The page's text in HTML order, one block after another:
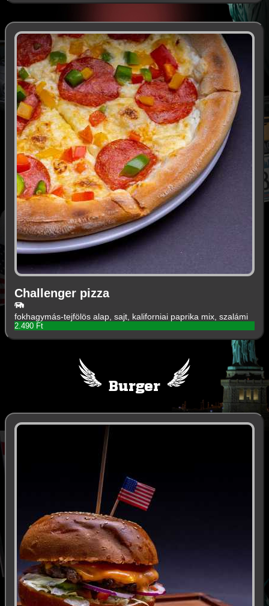
Challenger pizza
fokhagymás-tejfölös alap, sajt, kaliforniai paprika mix, szalámi
2.490 Ft
Burger